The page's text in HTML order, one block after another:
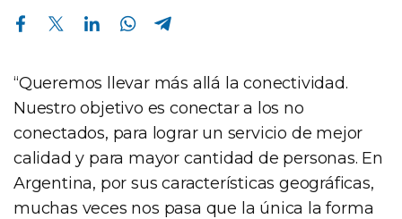
Compartir en Facebook Compartir en Twitter Compartir en Linkedin Compartir en Whatsapp
“Queremos llevar más allá la conectividad.
Nuestro objetivo es conectar a los no
conectados, para lograr un servicio de mejor
calidad y para mayor cantidad de personas. En
Argentina, por sus características geográficas,
muchas veces nos pasa que la única la forma